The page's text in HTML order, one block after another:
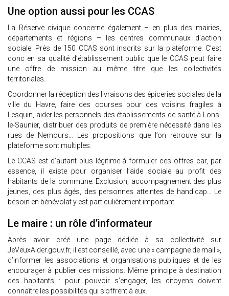
Une option aussi pour les CCAS
La Réserve civique concerne également – en plus des mairies,
départements et régions – les centres communaux d’action
sociale. Près de 150 CCAS sont inscrits sur la plateforme. C’est
donc en sa qualité d’établissement public que le CCAS peut faire
une offre de mission au même titre que les collectivités
territoriales.
Coordonner la réception des livraisons des épiceries sociales de la
ville du Havre, faire des courses pour des voisins fragiles à
Lesquin, aider les personnels des établissements de santé à Lons-
le-Saunier, distribuer des produits de première nécessité dans les
rues de Nemours… Les propositions que l’on retrouve sur la
plateforme sont multiples.
Le CCAS est d’autant plus légitime à formuler ces offres car, par
essence, il existe pour organiser l’aide sociale au profit des
habitants de la commune. Exclusion, accompagnement des plus
jeunes, des plus âgés, des personnes atteintes de handicap… Le
besoin en bénévolat y est particulièrement important.
Le maire : un rôle d’informateur
Après avoir créé une page dédiée à sa collectivité sur
JeVeuxAider.gouv.fr, il est conseillé, avec une « campagne de mail »,
d’informer les associations et organisations publiques et de les
encourager à publier des missions. Même principe à destination
des habitants : pour pouvoir s’engager, les citoyens doivent
connaître les possibilités qui s’offrent à eux.